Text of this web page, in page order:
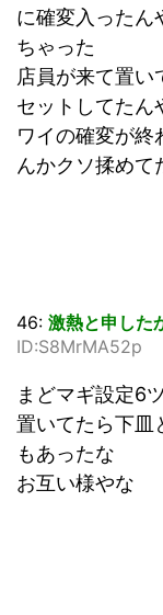
に確変入ったん
ちゃった
店員が来て置い
セットしてたん
ワイの確変が終
んかクソ揉めて
46: 激熱と申した
ID:S8MrMA52p
まどマギ設定6
置いてたら下皿
もあったな
お互い様やな